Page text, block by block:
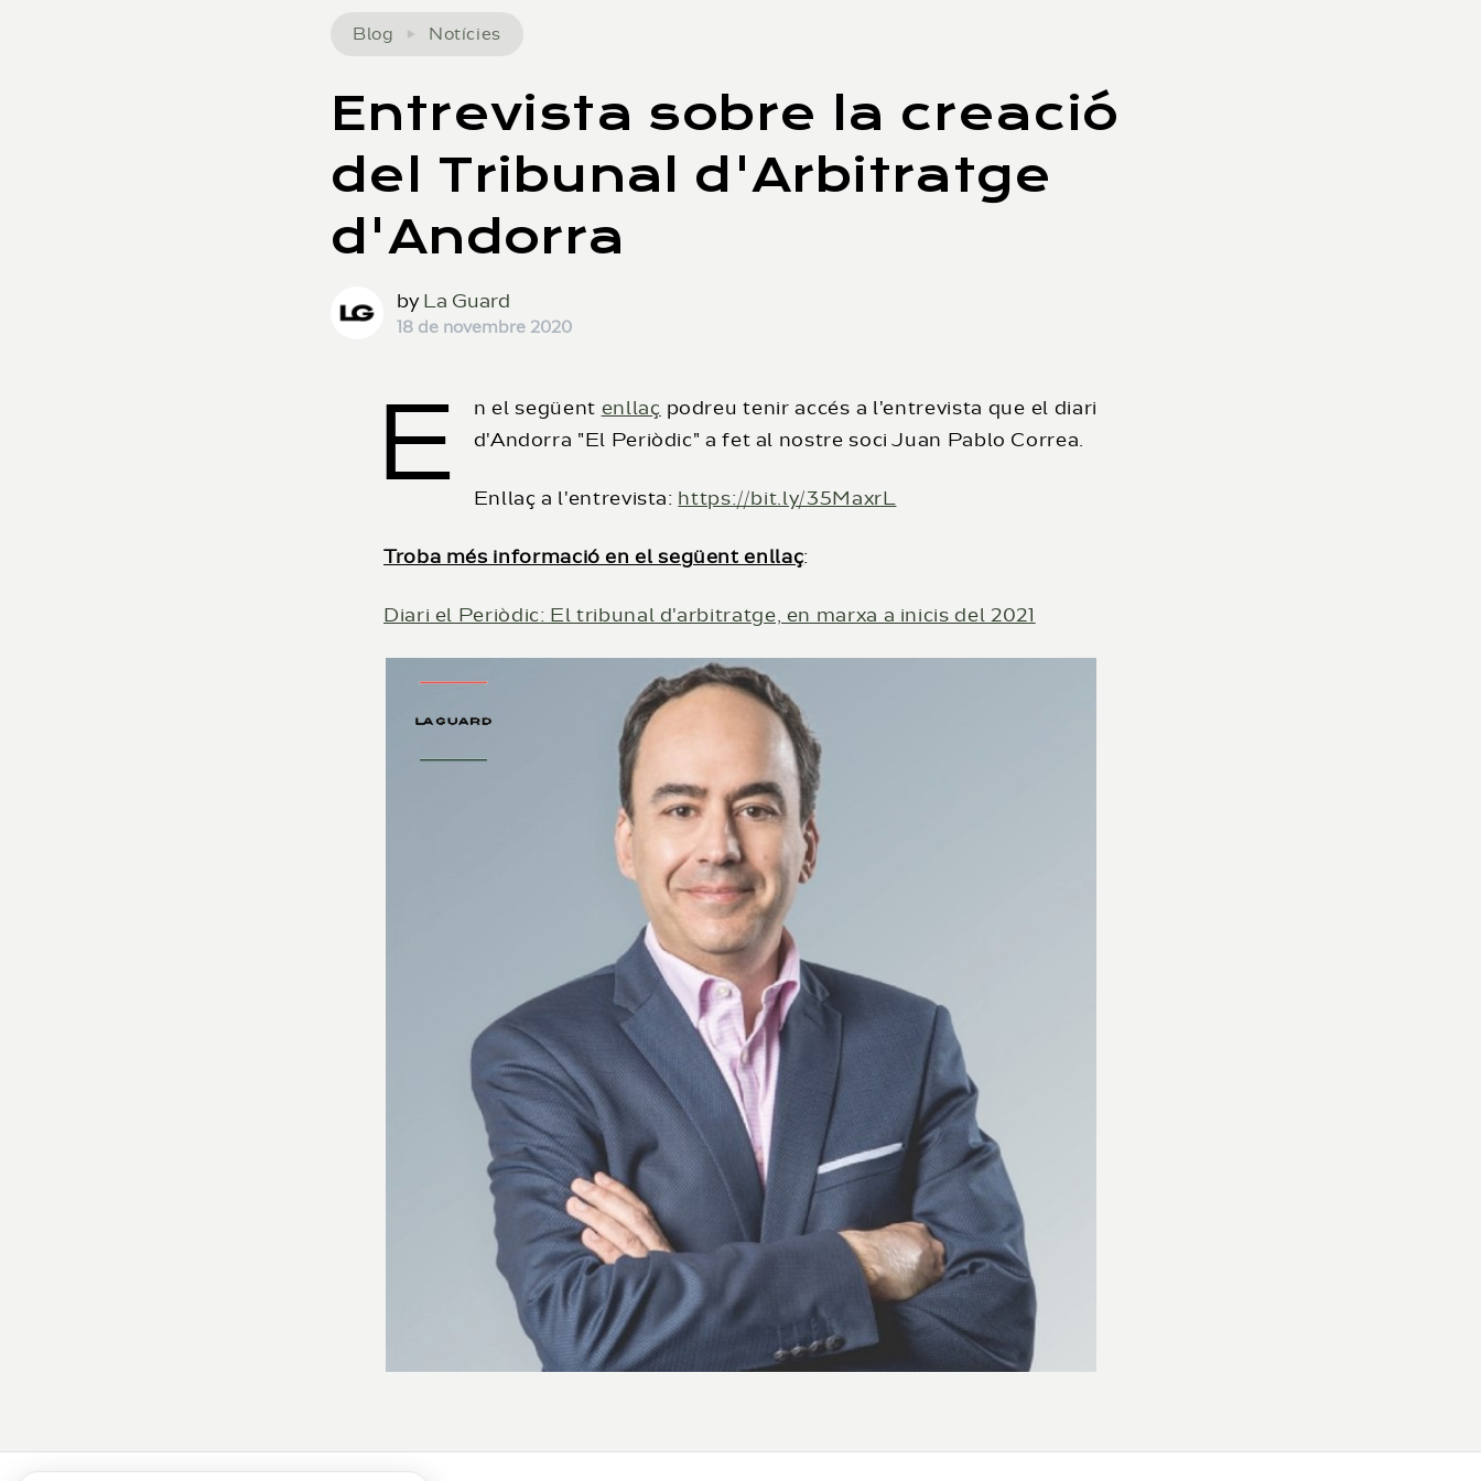
Blog Notícies
Entrevista sobre la creació
del Tribunal d'Arbitratge
d'Andorra
by La Guard
18 de novembre 2020
E n el següent enllaç podreu tenir accés a l'entrevista que el diari
d'Andorra "El Periòdic" a fet al nostre soci Juan Pablo Correa.
Enllaç a l'entrevista: https://bit.ly/35MaxrL
Troba més informació en el següent enllaç:
Diari el Periòdic: El tribunal d'arbitratge, en marxa a inicis del 2021